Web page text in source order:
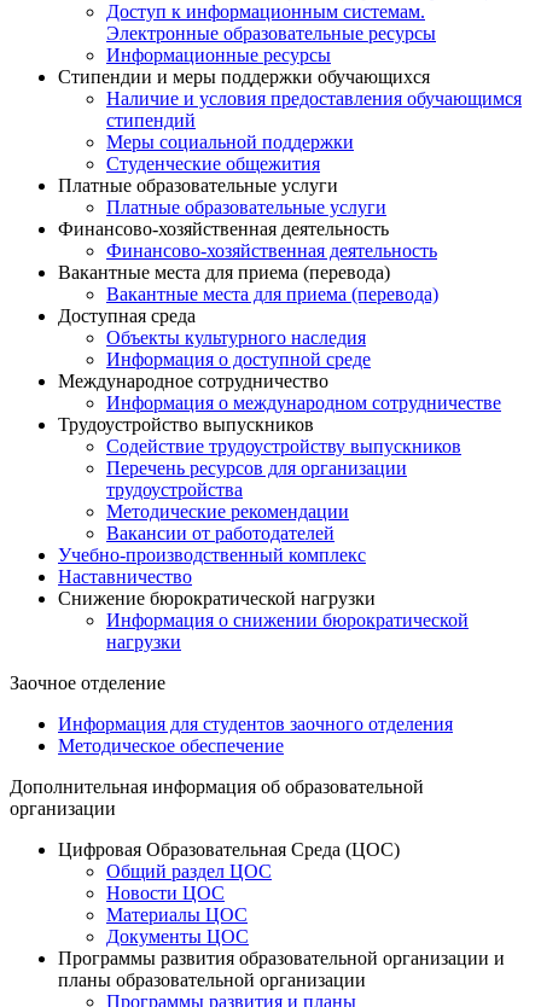
Доступ к информационным системам.
Электронные образовательные ресурсы
Информационные ресурсы
Стипендии и меры поддержки обучающихся
Наличие и условия предоставления обучающимся
стипендий
Меры социальной поддержки
Студенческие общежития
Платные образовательные услуги
Платные образовательные услуги
Финансово-хозяйственная деятельность
Финансово-хозяйственная деятельность
Вакантные места для приема (перевода)
Вакантные места для приема (перевода)
Доступная среда
Объекты культурного наследия
Информация о доступной среде
Международное сотрудничество
Информация о международном сотрудничестве
Трудоустройство выпускников
Содействие трудоустройству выпускников
Перечень ресурсов для организации
трудоустройства
Методические рекомендации
Вакансии от работодателей
Учебно-производственный комплекс
Наставничество
Снижение бюрократической нагрузки
Информация о снижении бюрократической
нагрузки
Заочное отделение
Информация для студентов заочного отделения
Методическое обеспечение
Дополнительная информация об образовательной
организации
Цифровая Образовательная Среда (ЦОС)
Общий раздел ЦОС
Новости ЦОС
Материалы ЦОС
Документы ЦОС
Программы развития образовательной организации и
планы образовательной организации
Программы развития и планы